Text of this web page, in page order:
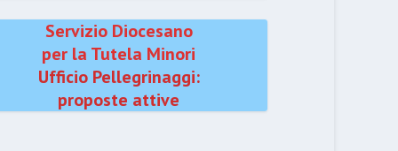
Servizio Diocesano
per la Tutela Minori
Ufficio Pellegrinaggi:
proposte attive